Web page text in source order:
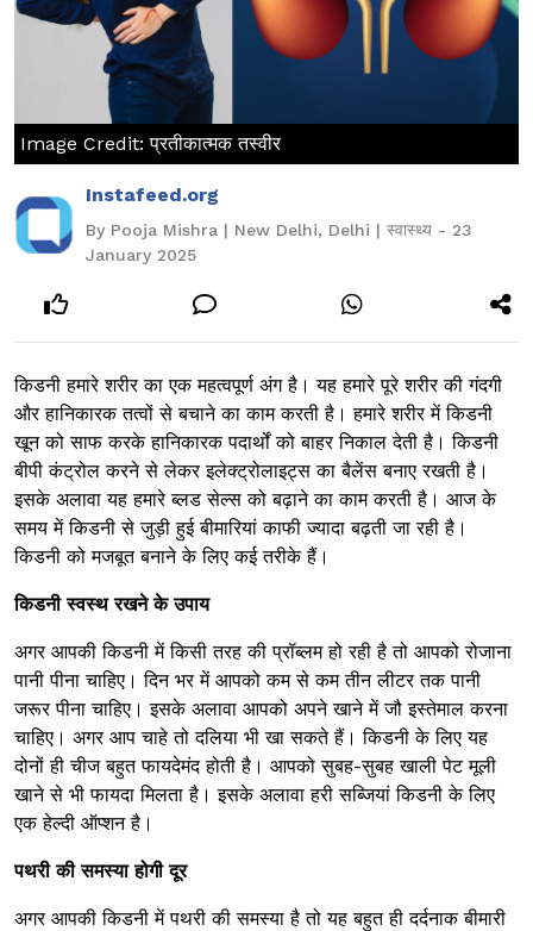
Image Credit: प्रतीकात्मक तस्वीर
Instafeed.org
By Pooja Mishra | New Delhi, Delhi | स्वास्थ्य - 23
January 2025
किडनी हमारे शरीर का एक महत्वपूर्ण अंग है। यह हमारे पूरे शरीर की गंदगी
और हानिकारक तत्वों से बचाने का काम करती है। हमारे शरीर में किडनी
खून को साफ करके हानिकारक पदार्थों को बाहर निकाल देती है। किडनी
बीपी कंट्रोल करने से लेकर इलेक्ट्रोलाइट्स का बैलेंस बनाए रखती है।
इसके अलावा यह हमारे ब्लड सेल्स को बढ़ाने का काम करती है। आज के
समय में किडनी से जुड़ी हुई बीमारियां काफी ज्यादा बढ़ती जा रही है।
किडनी को मजबूत बनाने के लिए कई तरीके हैं।
किडनी स्वस्थ रखने के उपाय
अगर आपकी किडनी में किसी तरह की प्रॉब्लम हो रही है तो आपको रोजाना
पानी पीना चाहिए। दिन भर में आपको कम से कम तीन लीटर तक पानी
जरूर पीना चाहिए। इसके अलावा आपको अपने खाने में जौ इस्तेमाल करना
चाहिए। अगर आप चाहे तो दलिया भी खा सकते हैं। किडनी के लिए यह
दोनों ही चीज बहुत फायदेमंद होती है। आपको सुबह-सुबह खाली पेट मूली
खाने से भी फायदा मिलता है। इसके अलावा हरी सब्जियां किडनी के लिए
एक हेल्दी ऑप्शन है।
पथरी की समस्या होगी दूर
अगर आपकी किडनी में पथरी की समस्या है तो यह बहुत ही दर्दनाक बीमारी